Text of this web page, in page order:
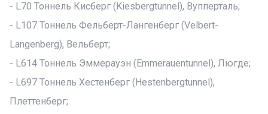
- L70 Тоннель Кисберг (Kiesbergtunnel), Вупперталь;
- L107 Тоннель Фельберт-Лангенберг (Velbert-
Langenberg), Вельберт;
- L614 Тоннель Эммерауэн (Emmerauentunnel), Люгде;
- L697 Тоннель Хестенберг (Hestenbergtunnel),
Плеттенберг;